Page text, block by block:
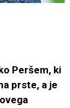
Peršem, ki
prste, a je